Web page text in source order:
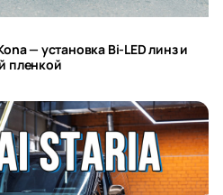
— установка Bi-LED линз и
пленкой